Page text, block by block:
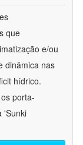
que
e/ou
dinâmica nas
hídrico.
porta-
'Sunki